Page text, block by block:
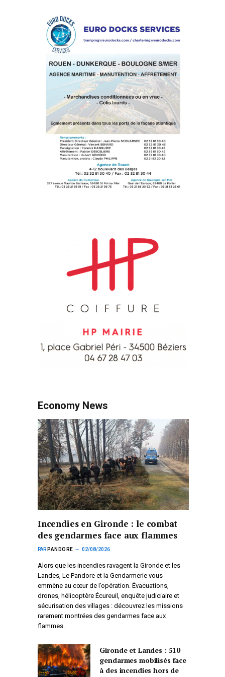
Economy News
Incendies en Gironde : le combat
des gendarmes face aux flammes
PAR PANDORE 02/08/2026
Alors que les incendies ravagent la Gironde et les
Landes, Le Pandore et la Gendarmerie vous
emmène au cœur de l’opération. Évacuations,
drones, hélicoptère Écureuil, enquête judiciaire et
sécurisation des villages : découvrez les missions
rarement montrées des gendarmes face aux
flammes.
Gironde et Landes : 510
gendarmes mobilisés face
à des incendies hors de